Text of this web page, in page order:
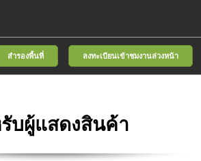
น
สำรองพื้นที่ ลงทะเบียนเข้าชมงานล่วงหน้า
บผู้แสดงสินค้า